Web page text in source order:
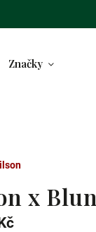
Značky
x